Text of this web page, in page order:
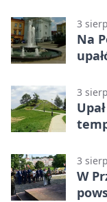
3
Na
3
3
W